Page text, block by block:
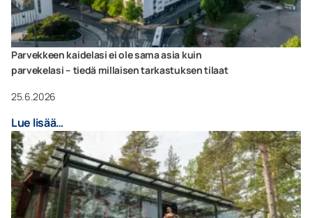
Parvekkeen kaidelasi ei ole sama asia kuin
parvekelasi – tiedä millaisen tarkastuksen tilaat
25.6.2026
Lue lisää…